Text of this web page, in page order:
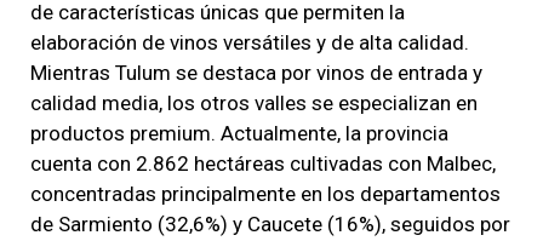
de características únicas que permiten la
elaboración de vinos versátiles y de alta calidad.
Mientras Tulum se destaca por vinos de entrada y
calidad media, los otros valles se especializan en
productos premium. Actualmente, la provincia
cuenta con 2.862 hectáreas cultivadas con Malbec,
concentradas principalmente en los departamentos
de Sarmiento (32,6%) y Caucete (16%), seguidos por